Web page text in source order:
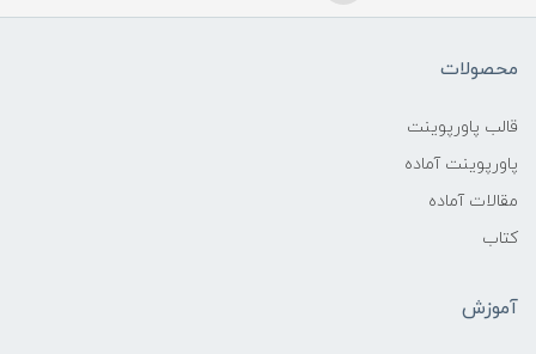
محصولات
قالب پاورپوینت
پاورپوینت آماده
مقالات آماده
کتاب
آموزش